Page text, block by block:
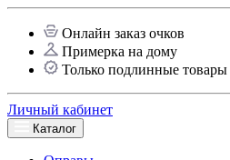
Онлайн заказ очков
Примерка на дому
Только подлинные товары
Личный кабинет
Каталог